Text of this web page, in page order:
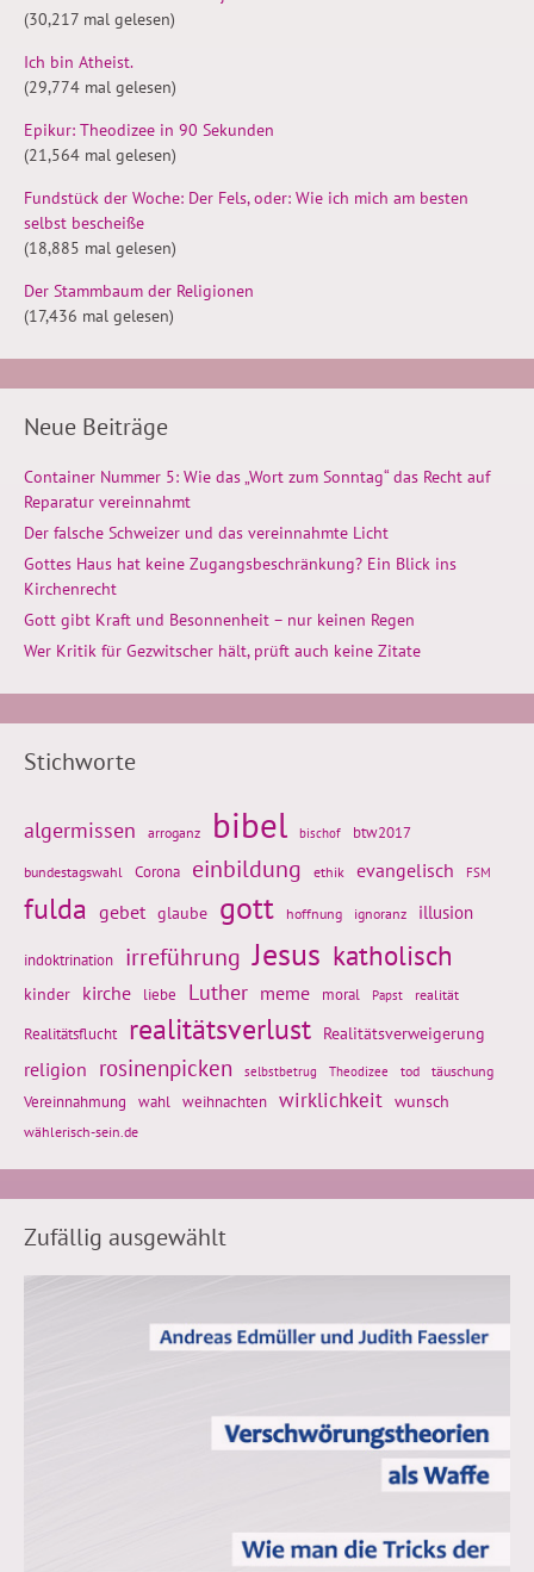
(30,217 mal gelesen)
Ich bin Atheist.
(29,774 mal gelesen)
Epikur: Theodizee in 90 Sekunden
(21,564 mal gelesen)
Fundstück der Woche: Der Fels, oder: Wie ich mich am besten
selbst bescheiße
(18,885 mal gelesen)
Der Stammbaum der Religionen
(17,436 mal gelesen)
Neue Beiträge
Container Nummer 5: Wie das „Wort zum Sonntag“ das Recht auf
Reparatur vereinnahmt
Der falsche Schweizer und das vereinnahmte Licht
Gottes Haus hat keine Zugangsbeschränkung? Ein Blick ins
Kirchenrecht
Gott gibt Kraft und Besonnenheit – nur keinen Regen
Wer Kritik für Gezwitscher hält, prüft auch keine Zitate
Stichworte
algermissen arroganz bibel bischof btw2017
bundestagswahl Corona einbildung ethik evangelisch FSM
fulda gebet glaube gott hoffnung ignoranz illusion
indoktrination irreführung Jesus katholisch
kinder kirche liebe Luther meme moral Papst realität
Realitätsflucht realitätsverlust Realitätsverweigerung
religion rosinenpicken selbstbetrug Theodizee tod täuschung
Vereinnahmung wahl weihnachten wirklichkeit wunsch
wählerisch-sein.de
Zufällig ausgewählt